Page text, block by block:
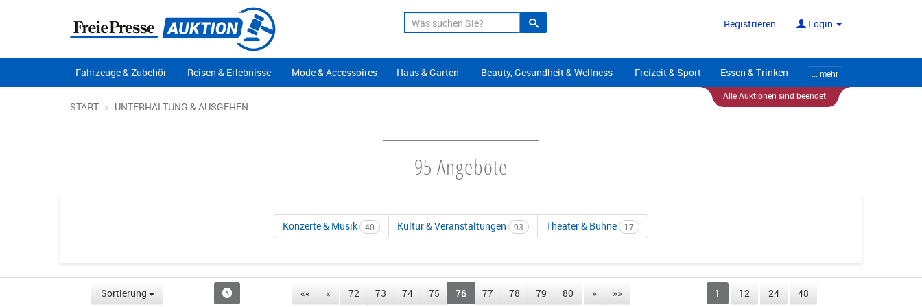
Suche Registrieren Login
Fahrzeuge & Zubehör Reisen & Erlebnisse Mode & Accessoires Haus & Garten Beauty, Gesundheit & Wellness Freizeit & Sport Essen & Trinken
... mehr
Alle Auktionen sind beendet.
START UNTERHALTUNG & AUSGEHEN
95 Angebote
Konzerte & Musik 40 Kultur & Veranstaltungen 93 Theater & Bühne 17
Sortierung 1 12 24 48
«« « 72 73 74 75 76 77 78 79 80 » »»